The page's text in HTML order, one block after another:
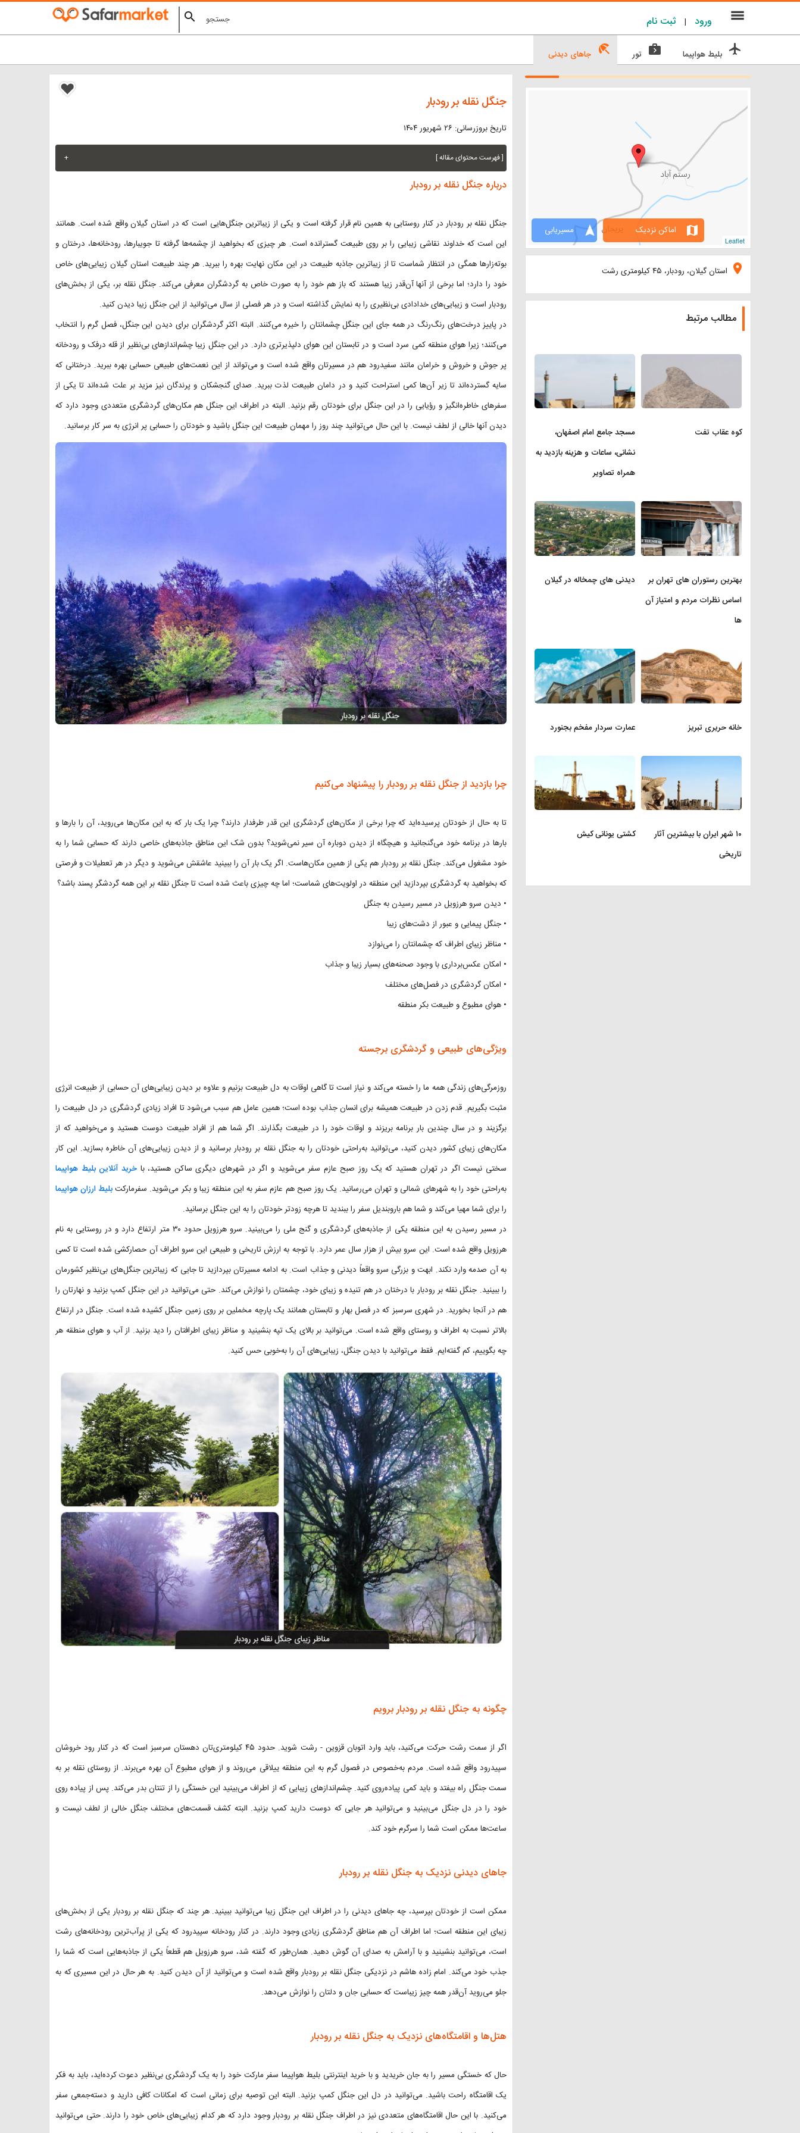
search ثبت نام | ورود menu
flight بلیط هواپیما next_week تور beach_access جاهای دیدنی
جنگل نقله بر رودبار
تاریخ بروزرسانی: ۲۶ شهریور ۱۴۰۴
[ فهرست محتوای مقاله ] +
درباره جنگل نقله بر رودبار
جنگل نقله بر رودبار در کنار روستایی به همین نام قرار گرفته است و یکی از زیباترین جنگل‌هایی است که در استان گیلان واقع شده است. همانند
این است که خداوند نقاشی زیبایی را بر روی طبیعت گسترانده است. هر چیزی که بخواهید از چشمه‌ها گرفته تا جویبارها، رودخانه‌ها، درختان و
بوته‌زارها همگی در انتظار شماست تا از زیباترین جاذبه طبیعت در این مکان نهایت بهره را ببرید. هر چند طبیعت استان گیلان زیبایی‌های خاص
خود را دارد؛ اما برخی از آنها آن‌قدر زیبا هستند که باز هم خود را به صورت خاص به گردشگران معرفی می‌کند. جنگل نقله بر، یکی از بخش‌های
رودبار است و زیبایی‌های خدادادی بی‌نظیری را به نمایش گذاشته است و در هر فصلی از سال می‌توانید از این جنگل زیبا دیدن کنید.
در پاییز درخت‌های رنگ‌رنگ در همه جای این جنگل چشمانتان را خیره می‌کنند. البته اکثر گردشگران برای دیدن این جنگل، فصل گرم را انتخاب
می‌کنند؛ زیرا هوای منطقه کمی سرد است و در تابستان این هوای دلپذیرتری دارد. در این جنگل زیبا چشم‌اندازهای بی‌نظیر از قله درفک و رودخانه
پر جوش و خروش و خرامان مانند سفیدرود هم در مسیرتان واقع شده است و می‌تواند از این نعمت‌های طبیعی حسابی بهره ببرید. درختانی که
سایه گسترده‌اند تا زیر آن‌ها کمی استراحت کنید و در دامان طبیعت لذت ببرید. صدای گنجشکان و پرندگان نیز مزید بر علت شده‌اند تا یکی از
سفرهای خاطره‌انگیز و رؤیایی را در این جنگل برای خودتان رقم بزنید. البته در اطراف این جنگل هم مکان‌های گردشگری متعددی وجود دارد که
دیدن آنها خالی از لطف نیست. با این حال می‌توانید چند روز را مهمان طبیعت این جنگل باشید و خودتان را حسابی پر انرژی به سر کار برسانید.
چرا بازدید از جنگل نقله بر رودبار را پیشنهاد می‌کنیم
تا به حال از خودتان پرسیده‌اید که چرا برخی از مکان‌های گردشگری این قدر طرفدار دارند؟ چرا یک بار که به این مکان‌ها می‌روید، آن را بارها و
بارها در برنامه خود می‌گنجانید و هیچگاه از دیدن دوباره آن سیر نمی‌شوید؟ بدون شک این مناطق جاذبه‌های خاصی دارند که حسابی شما را به
خود مشغول می‌کند. جنگل نقله بر رودبار هم یکی از همین مکان‌هاست. اگر یک بار آن را ببینید عاشقش می‌شوید و دیگر در هر تعطیلات و فرصتی
که بخواهید به گردشگری بپردازید این منطقه در اولویت‌های شماست؛ اما چه چیزی باعث شده است تا جنگل نقله بر این همه گردشگر پسند باشد؟
• دیدن سرو هرزویل در مسیر رسیدن به جنگل
• جنگل پیمایی و عبور از دشت‌های زیبا
• مناظر زیبای اطراف که چشمانتان را می‌نوازد
• امکان عکس‌برداری با وجود صحنه‌های بسیار زیبا و جذاب
• امکان گردشگری در فصل‌های مختلف
• هوای مطبوع و طبیعت بکر منطقه
ویژگی‌های طبیعی و گردشگری برجسته
روزمرگی‌های زندگی همه ما را خسته می‌کند و نیاز است تا گاهی اوقات به دل طبیعت بزنیم و علاوه بر دیدن زیبایی‌های آن حسابی از طبیعت انرژی
مثبت بگیریم. قدم زدن در طبیعت همیشه برای انسان جذاب بوده است؛ همین عامل هم سبب می‌شود تا افراد زیادی گردشگری در دل طبیعت را
برگزیند و در سال چندین بار برنامه بریزند و اوقات خود را در طبیعت بگذارند. اگر شما هم از افراد طبیعت دوست هستید و می‌خواهید که از
مکان‌های زیبای کشور دیدن کنید، می‌توانید به‌راحتی خودتان را به جنگل نقله بر رودبار برسانید و از دیدن زیبایی‌های آن خاطره بسازید. این کار
سختی نیست اگر در تهران هستید که یک روز صبح عازم سفر می‌شوید و اگر در شهرهای دیگری ساکن هستید، باخرید آنلاین بلیط هواپیما
به‌راحتی خود را به شهرهای شمالی و تهران می‌رسانید. یک روز صبح هم عازم سفر به این منطقه زیبا و بکر می‌شوید. سفرمارکتبلیط ارزان هواپیما
را برای شما مهیا می‌کند و شما هم باروبندیل سفر را ببندید تا هرچه زودتر خودتان را به این جنگل برسانید.
در مسیر رسیدن به این منطقه یکی از جاذبه‌های گردشگری و گنج ملی را می‌بینید. سرو هرزویل حدود ۳۰ متر ارتفاع دارد و در روستایی به نام
هرزویل واقع شده است. این سرو بیش از هزار سال عمر دارد. با توجه به ارزش تاریخی و طبیعی این سرو اطراف آن حصارکشی شده است تا کسی
به آن صدمه وارد نکند. ابهت و بزرگی سرو واقعاً دیدنی و جذاب است. به ادامه مسیرتان بپردازید تا جایی که زیباترین جنگل‌های بی‌نظیر کشورمان
را ببینید. جنگل نقله بر رودبار با درختان در هم تنیده و زیبای خود، چشمتان را نوازش می‌کند. حتی می‌توانید در این جنگل کمپ بزنید و نهارتان را
هم در آنجا بخورید. در شهری سرسبز که در فصل بهار و تابستان همانند یک پارچه مخملین بر روی زمین جنگل کشیده شده است. جنگل در ارتفاع
بالاتر نسبت به اطراف و روستای واقع شده است. می‌توانید بر بالای یک تپه بنشینید و مناظر زیبای اطرافتان را دید بزنید. از آب و هوای منطقه هر
چه بگوییم، کم گفته‌ایم. فقط می‌توانید با دیدن جنگل، زیبایی‌های آن را به‌خوبی حس کنید.
چگونه به جنگل نقله بر رودبار برویم
اگر از سمت رشت حرکت می‌کنید، باید وارد اتوبان قزوین - رشت شوید. حدود ۴۵ کیلومتری‌تان دهستان سرسبز است که در کنار رود خروشان
سپیدرود واقع شده است. مردم به‌خصوص در فصول گرم به این منطقه ییلاقی می‌روند و از هوای مطبوع آن بهره می‌برند. از روستای نقله بر به
سمت جنگل راه بیفتد و باید کمی پیاده‌روی کنید. چشم‌اندازهای زیبایی که از اطراف می‌بینید این خستگی را از تنتان بدر می‌کند. پس از پیاده روی
خود را در دل جنگل می‌بینید و می‌توانید هر جایی که دوست دارید کمپ بزنید. البته کشف قسمت‌های مختلف جنگل خالی از لطف نیست و
ساعت‌ها ممکن است شما را سرگرم خود کند.
جاهای دیدنی نزدیک به جنگل نقله بر رودبار
ممکن است از خودتان بپرسید، چه جاهای دیدنی را در اطراف این جنگل زیبا می‌توانید ببینید. هر چند که جنگل نقله بر رودبار یکی از بخش‌های
زیبای این منطقه است؛ اما اطراف آن هم مناطق گردشگری زیادی وجود دارند. در کنار رودخانه سپیدرود که یکی از پرآب‌ترین رودخانه‌های رشت
است، می‌توانید بنشینید و با آرامش به صدای آن گوش دهید. همان‌طور که گفته شد، سرو هرزویل هم قطعاً یکی از جاذبه‌هایی است که شما را
جذب خود می‌کند. امام زاده هاشم در نزدیکی جنگل نقله بر رودبار واقع شده است و می‌توانید از آن دیدن کنید. به هر حال در این مسیری که به
جلو می‌روید آن‌قدر همه چیز زیباست که حسابی جان و دلتان را نوازش می‌دهد.
هتل‌ها و اقامتگاه‌های نزدیک به جنگل نقله بر رودبار
حال که خستگی مسیر را به جان خریدید و با خرید اینترنتی بلیط هواپیما سفر مارکت خود را به یک گردشگری بی‌نظیر دعوت کرده‌اید، باید به فکر
یک اقامتگاه راحت باشید. می‌توانید در دل این جنگل کمپ بزنید. البته این توصیه برای زمانی است که امکانات کافی دارید و دسته‌جمعی سفر
می‌کنید. با این حال اقامتگاه‌های متعددی نیز در اطراف جنگل نقله بر رودبار وجود دارد که هر کدام زیبایی‌های خاص خود را دارند. حتی می‌توانید
Leaflet
navigation مسیریابی map اماکن نزدیک
location_on استان گیلان، رودبار، ۴۵ کیلومتری رشت
مطالب مرتبط
کوه عقاب تفت
مسجد جامع امام اصفهان،
نشانی، ساعات و هزینه بازدید به
همراه تصاویر
بهترین رستوران های تهران بر
اساس نظرات مردم و امتیاز آن
ها
دیدنی های چمخاله در گیلان
خانه حریری تبریز عمارت سردار مفخم بجنورد
۱۰ شهر ایران با بیشترین آثار
تاریخی
کشتی یونانی کیش